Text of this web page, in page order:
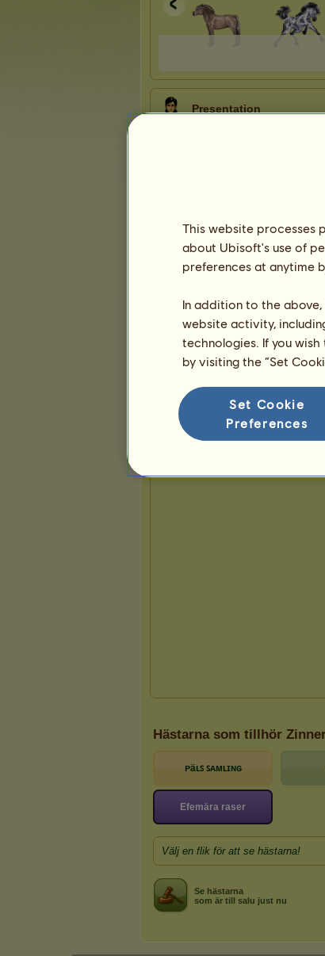
Presentation
Hästarna som tillhör
ᴘäʟꜱ ꜱᴀᴍʟɪɴɢ
Efemära raser
Välj en flik för att se hästarna!
Se hästarna
som är till salu just nu
This website processes
about Ubisoft's use of
preferences at anytime
In addition to the
website activity,
technologies. If you
by visiting the “Set
Set Cookie
Preferences